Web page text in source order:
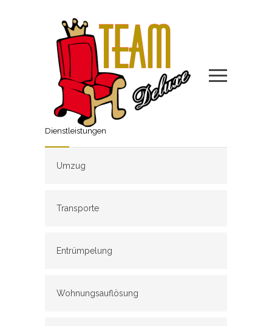
Dienstleistungen
Umzug
Transporte
Entrümpelung
Wohnungsauflösung